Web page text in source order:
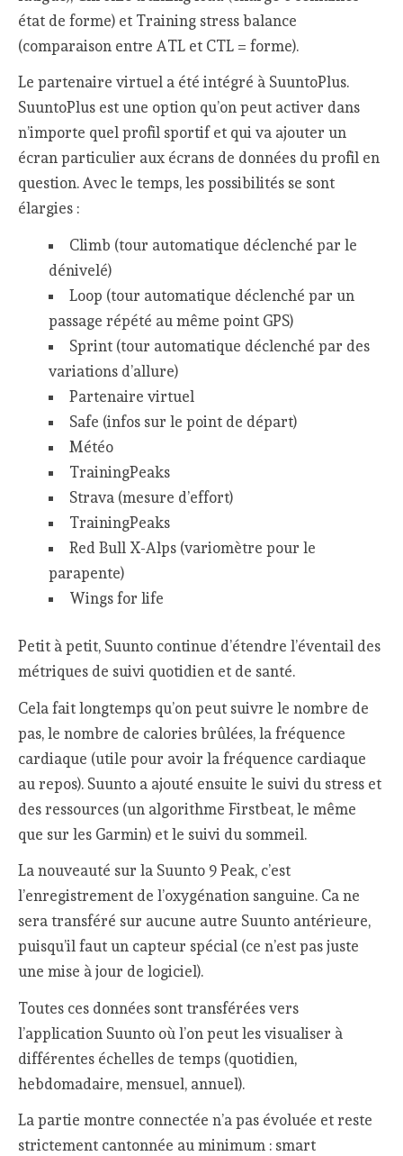
état de forme) et Training stress balance
(comparaison entre ATL et CTL = forme).
Le partenaire virtuel a été intégré à SuuntoPlus.
SuuntoPlus est une option qu’on peut activer dans
n’importe quel profil sportif et qui va ajouter un
écran particulier aux écrans de données du profil en
question. Avec le temps, les possibilités se sont
élargies :
Climb (tour automatique déclenché par le
dénivelé)
Loop (tour automatique déclenché par un
passage répété au même point GPS)
Sprint (tour automatique déclenché par des
variations d’allure)
Partenaire virtuel
Safe (infos sur le point de départ)
Météo
TrainingPeaks
Strava (mesure d’effort)
TrainingPeaks
Red Bull X-Alps (variomètre pour le
parapente)
Wings for life
Petit à petit, Suunto continue d’étendre l’éventail des
métriques de suivi quotidien et de santé.
Cela fait longtemps qu’on peut suivre le nombre de
pas, le nombre de calories brûlées, la fréquence
cardiaque (utile pour avoir la fréquence cardiaque
au repos). Suunto a ajouté ensuite le suivi du stress et
des ressources (un algorithme Firstbeat, le même
que sur les Garmin) et le suivi du sommeil.
La nouveauté sur la Suunto 9 Peak, c’est
l’enregistrement de l’oxygénation sanguine. Ca ne
sera transféré sur aucune autre Suunto antérieure,
puisqu’il faut un capteur spécial (ce n’est pas juste
une mise à jour de logiciel).
Toutes ces données sont transférées vers
l’application Suunto où l’on peut les visualiser à
différentes échelles de temps (quotidien,
hebdomadaire, mensuel, annuel).
La partie montre connectée n’a pas évoluée et reste
strictement cantonnée au minimum : smart